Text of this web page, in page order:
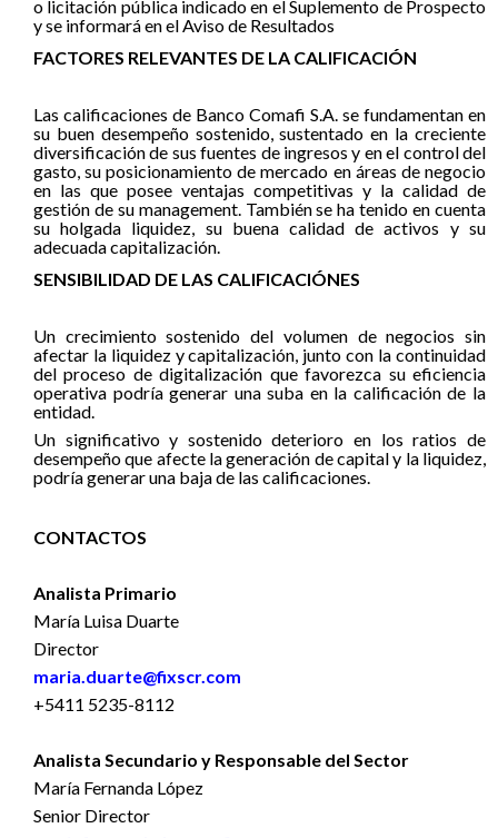
o licitación pública indicado en el Suplemento de Prospecto
y se informará en el Aviso de Resultados
FACTORES RELEVANTES DE LA CALIFICACIÓN
Las calificaciones de Banco Comafi S.A. se fundamentan en
su buen desempeño sostenido, sustentado en la creciente
diversificación de sus fuentes de ingresos y en el control del
gasto, su posicionamiento de mercado en áreas de negocio
en las que posee ventajas competitivas y la calidad de
gestión de su management. También se ha tenido en cuenta
su holgada liquidez, su buena calidad de activos y su
adecuada capitalización.
SENSIBILIDAD DE LAS CALIFICACIÓNES
Un crecimiento sostenido del volumen de negocios sin
afectar la liquidez y capitalización, junto con la continuidad
del proceso de digitalización que favorezca su eficiencia
operativa podría generar una suba en la calificación de la
entidad.
Un significativo y sostenido deterioro en los ratios de
desempeño que afecte la generación de capital y la liquidez,
podría generar una baja de las calificaciones.
CONTACTOS
Analista Primario
María Luisa Duarte
Director
maria.duarte@fixscr.com
+5411 5235-8112
Analista Secundario y Responsable del Sector
María Fernanda López
Senior Director